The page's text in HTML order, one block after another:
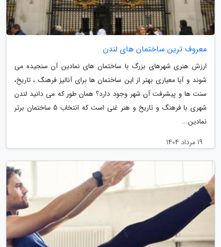
معروف ترین ساختمان های لندن
ارزش هنری شهرهای بزرگ با ساختمان های نمادین آن سنجیده می
شوند و آیا معیاری بهتر از این ساختمان ها برای آنالیز فرهنگ ، تاریخ،
سنت ها و پیشرفت آن شهر وجود دارد؟ همان طور که می دانید لندن
شهری با فرهنگ و تاریخ و هنر غنی است که انتخاب 5 ساختمان برتر
نمادین...
19 مرداد 1404